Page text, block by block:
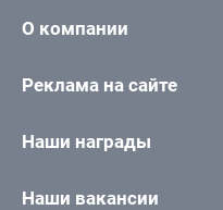
О компании
Реклама на сайте
Наши награды
Наши вакансии